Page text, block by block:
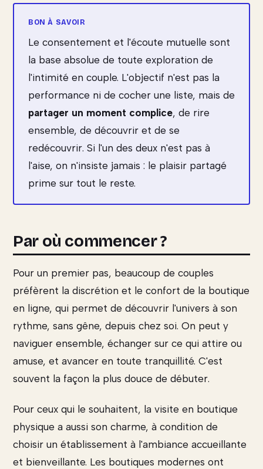
Le consentement et l'écoute mutuelle sont
la base absolue de toute exploration de
l'intimité en couple. L'objectif n'est pas la
performance ni de cocher une liste, mais de
partager un moment complice, de rire
ensemble, de découvrir et de se
redécouvrir. Si l'un des deux n'est pas à
l'aise, on n'insiste jamais : le plaisir partagé
prime sur tout le reste.
Par où commencer ?
Pour un premier pas, beaucoup de couples
préfèrent la discrétion et le confort de la boutique
en ligne, qui permet de découvrir l'univers à son
rythme, sans gêne, depuis chez soi. On peut y
naviguer ensemble, échanger sur ce qui attire ou
amuse, et avancer en toute tranquillité. C'est
souvent la façon la plus douce de débuter.
Pour ceux qui le souhaitent, la visite en boutique
physique a aussi son charme, à condition de
choisir un établissement à l'ambiance accueillante
et bienveillante. Les boutiques modernes ont